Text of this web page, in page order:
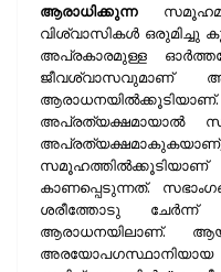
ആരാധിക്കുന്ന
വിശ്വാസികള്‍ ഒരുമിച്ചു
അപ്രകാരമുള്ള
ജീവശ്വാസവുമാണ്
ആരാധനയില്‍ക്കൂടിയാണ്.
അപ്രത്യക്ഷമായാല്‍
കാണപ്പെടുന്നത്.
ശരീത്തോടു ചേര്‍ന്ന്
ആരാധനയിലാണ്.